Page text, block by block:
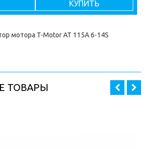
КУПИТЬ
мотора T-Motor AT 115A 6-14S
ТОВАРЫ